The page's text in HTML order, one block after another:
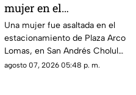
mujer en el
estacionamiento de
Plaza Arco Lomas
Una mujer fue asaltada en el
estacionamiento de Plaza Arco
Lomas, en San Andrés Cholula.
El ataque quedó registrado por
agosto 07, 2026 05:48 p. m.